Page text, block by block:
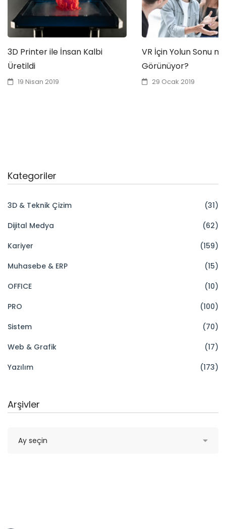
3D Printer ile İnsan Kalbi
Üretildi
19 Nisan 2019
VR İçin Yolun Sonu mu
Görünüyor?
29 Ocak 2019
Kategoriler
3D & Teknik Çizim
(31)
Dijital Medya
(62)
Kariyer
(159)
Muhasebe & ERP
(15)
OFFICE
(10)
PRO
(100)
Sistem
(70)
Web & Grafik
(17)
Yazılım
(173)
Arşivler